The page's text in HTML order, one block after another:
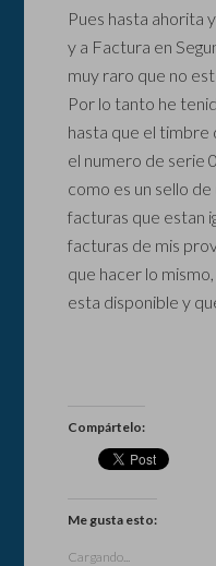
Pues hasta ahorita
y a Factura en
muy raro que no
Por lo tanto he
hasta que el timbre
el numero de
como es un sello
facturas que estan
facturas de mis
que hacer lo
esta disponible y
Compártelo:
Me gusta esto:
Cargando...